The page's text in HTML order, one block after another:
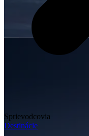
Sprievodcovia
Destinácie